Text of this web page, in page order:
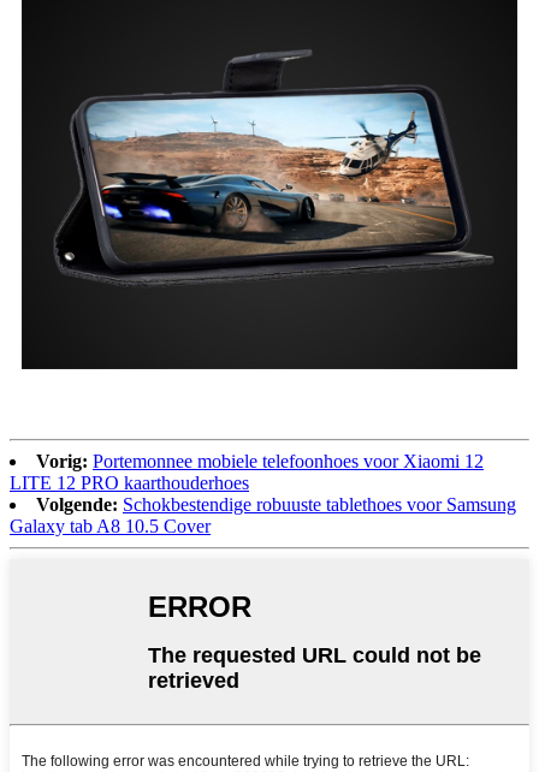
Vorig: Portemonnee mobiele telefoonhoes voor Xiaomi 12
LITE 12 PRO kaarthouderhoes
Volgende: Schokbestendige robuuste tablethoes voor Samsung
Galaxy tab A8 10.5 Cover